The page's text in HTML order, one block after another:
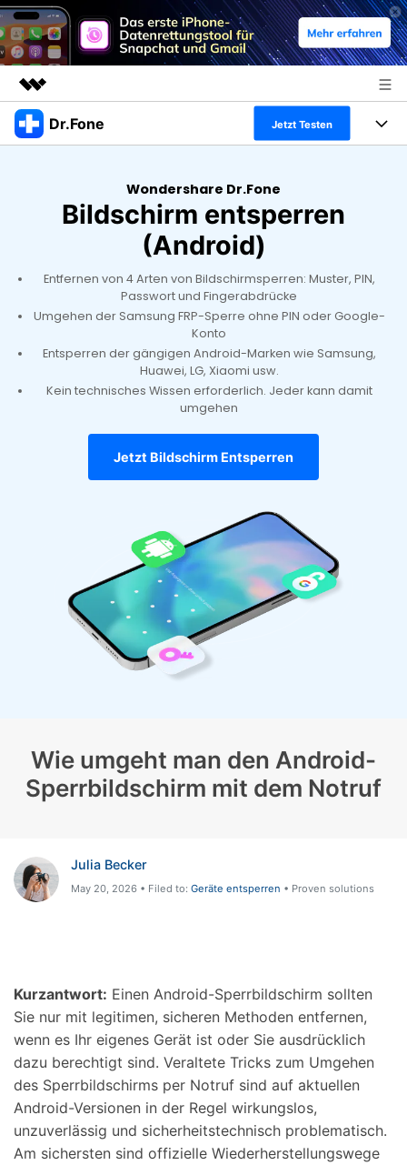
Top-Produkte
Überblick
Über uns
Support
Dr.Fone Jetzt Testen
Alles-in-einem-Toolkit
Weitere Tools und Apps
Full Toolkit anzeigen >
Lösungen
Entdecken Sie weitere Dr.Fone-Lösungen
Lernen und Unterstützung
Ressourcen & Lernen
Android 16 FRP-Umgehung
DOWNLOAD Anmelden
Suchen
Wondershare Dr.Fone
Bildschirm entsperren
(Android)
Entfernen von 4 Arten von Bildschirmsperren: Muster, PIN,
Passwort und Fingerabdrücke
Umgehen der Samsung FRP-Sperre ohne PIN oder Google-
Konto
Entsperren der gängigen Android-Marken wie Samsung,
Huawei, LG, Xiaomi usw.
Kein technisches Wissen erforderlich. Jeder kann damit
umgehen
Jetzt Bildschirm Entsperren
Wie umgeht man den Android-
Sperrbildschirm mit dem Notruf
Julia Becker
May 20, 2026 • Filed to: Geräte entsperren • Proven solutions
Kurzantwort: Einen Android-Sperrbildschirm sollten
Sie nur mit legitimen, sicheren Methoden entfernen,
wenn es Ihr eigenes Gerät ist oder Sie ausdrücklich
dazu berechtigt sind. Veraltete Tricks zum Umgehen
des Sperrbildschirms per Notruf sind auf aktuellen
Android-Versionen in der Regel wirkungslos,
unzuverlässig und sicherheitstechnisch problematisch.
Am sichersten sind offizielle Wiederherstellungswege